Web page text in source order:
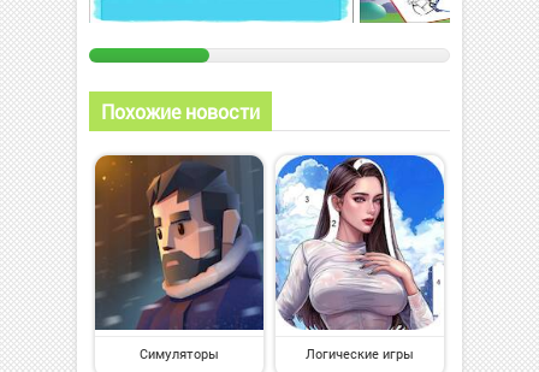
Похожие новости
Симуляторы Логические игры